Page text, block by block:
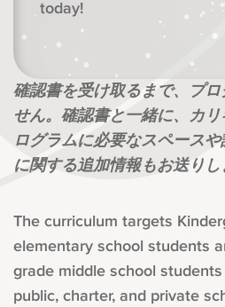
today!
確認書を受け取るまで、プ
せん。確認書と一緒に、カ
ログラムに必要なスペース
に関する追加情報もお送りし
The curriculum targets
elementary school students
grade middle school
public, charter, and private